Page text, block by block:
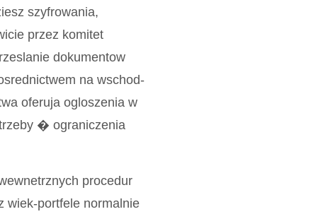
szyfrowania,
przez komitet
dokumentow
na wschod-
oferuja ogloszenia w
� ograniczenia
procedur
wiek-portfele normalnie